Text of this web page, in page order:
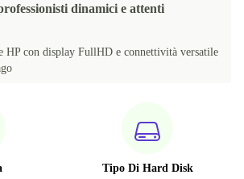
dinamici e attenti
HP con display FullHD e connettività versatile
Tipo Di Hard Disk